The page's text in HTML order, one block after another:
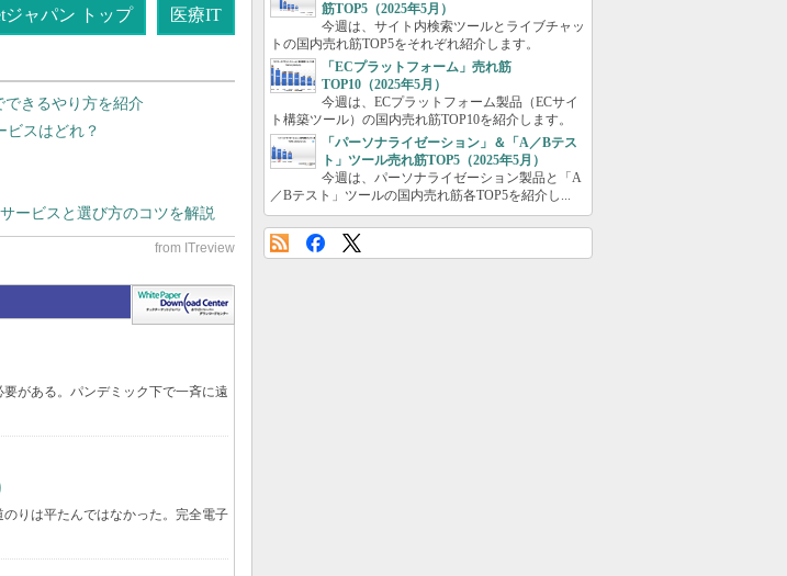
ジャパン トップ 医療IT
できるやり方を紹介
ビスはどれ？
ービスと選び方のコツを解説
がある。パンデミック下で一斉に遠
りは平たんではなかった。完全電子
筋TOP5（2025年5月）
今週は、サイト内検索ツールとライブチャッ
トの国内売れ筋TOP5をそれぞれ紹介します。
「ECプラットフォーム」売れ筋
TOP10（2025年5月）
今週は、ECプラットフォーム製品（ECサイ
ト構築ツール）の国内売れ筋TOP10を紹介します。
「パーソナライゼーション」＆「A／Bテス
ト」ツール売れ筋TOP5（2025年5月）
今週は、パーソナライゼーション製品と「A
／Bテスト」ツールの国内売れ筋各TOP5を紹介し...